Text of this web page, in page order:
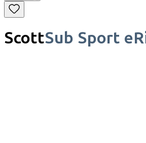
ScottSub Sport